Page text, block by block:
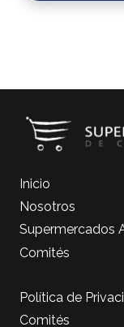
Inicio
Nosotros
Supermercados
Comités
Política de
Comités